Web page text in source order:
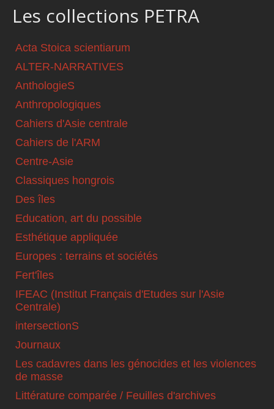
Les collections PETRA
Acta Stoica scientiarum
ALTER-NARRATIVES
AnthologieS
Anthropologiques
Cahiers d'Asie centrale
Cahiers de l'ARM
Centre-Asie
Classiques hongrois
Des îles
Education, art du possible
Esthétique appliquée
Europes : terrains et sociétés
Fert'îles
IFEAC (Institut Français d'Etudes sur l'Asie
Centrale)
intersectionS
Journaux
Les cadavres dans les génocides et les violences
de masse
Littérature comparée / Feuilles d'archives